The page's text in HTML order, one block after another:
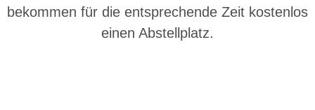
bekommen für die entsprechende Zeit kostenlos
einen Abstellplatz.